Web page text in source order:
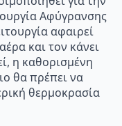
Αφύγρανσης
αφαιρεί
και τον κάνει
η καθορισμένη
θα πρέπει να
θερμοκρασία